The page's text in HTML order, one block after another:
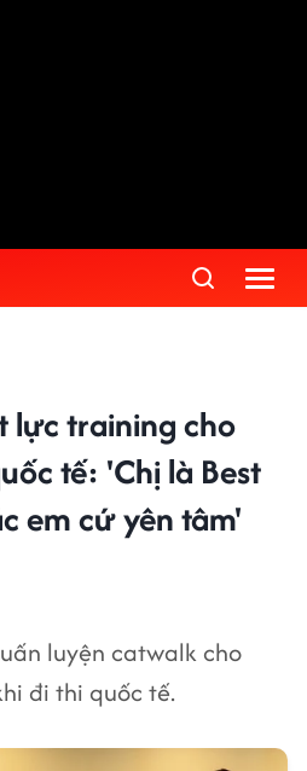
lực training cho
tế: 'Chị là Best
em cứ yên tâm'
luyện catwalk cho
đi thi quốc tế.